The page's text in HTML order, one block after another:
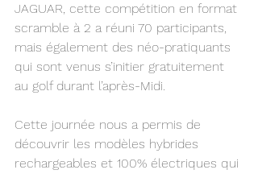
JAGUAR, cette compétition en format
scramble à 2 a réuni 70 participants,
mais également des néo-pratiquants
qui sont venus s’initier gratuitement
au golf durant l’après-Midi.
Cette journée nous a permis de
découvrir les modèles hybrides
rechargeables et 100% électriques qui